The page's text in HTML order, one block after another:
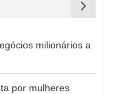
milionários a
por mulheres